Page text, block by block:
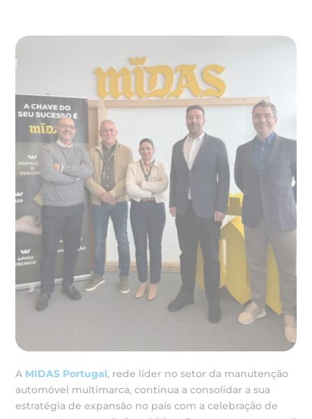
A MIDAS Portugal, rede líder no setor da manutenção
automóvel multimarca, continua a consolidar a sua
estratégia de expansão no país com a celebração de